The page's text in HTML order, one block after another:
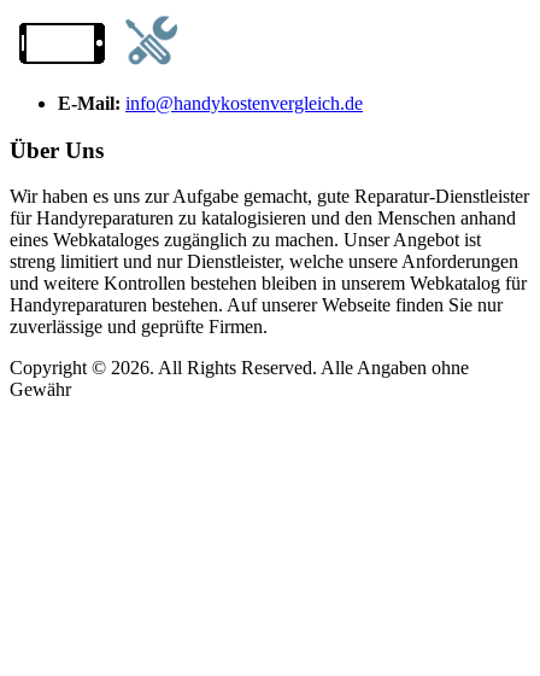
E-Mail: info@handykostenvergleich.de
Über Uns
Wir haben es uns zur Aufgabe gemacht, gute Reparatur-Dienstleister
für Handyreparaturen zu katalogisieren und den Menschen anhand
eines Webkataloges zugänglich zu machen. Unser Angebot ist
streng limitiert und nur Dienstleister, welche unsere Anforderungen
und weitere Kontrollen bestehen bleiben in unserem Webkatalog für
Handyreparaturen bestehen. Auf unserer Webseite finden Sie nur
zuverlässige und geprüfte Firmen.
Copyright © 2026. All Rights Reserved. Alle Angaben ohne
Gewähr